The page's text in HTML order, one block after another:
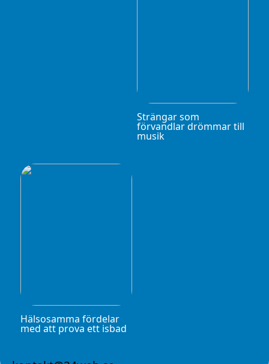
Strängar som
förvandlar drömmar till
musik
Hälsosamma fördelar
med att prova ett isbad